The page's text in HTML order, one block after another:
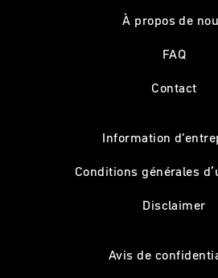
À propos de
FAQ
Contact
Information
Conditions générales
Disclaimer
Avis de